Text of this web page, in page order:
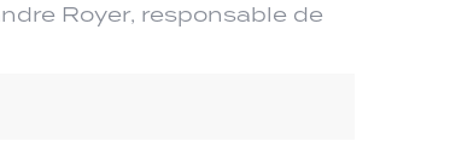
Royer, responsable de